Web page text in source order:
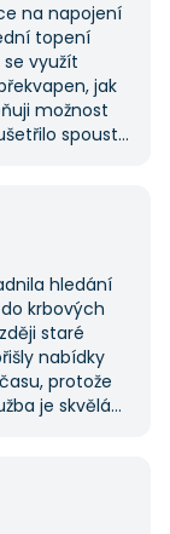
na napojení
topení
se využít
jak
možnost
spoustu
hledání
krbových
staré
nabídky
protože
je skvělá